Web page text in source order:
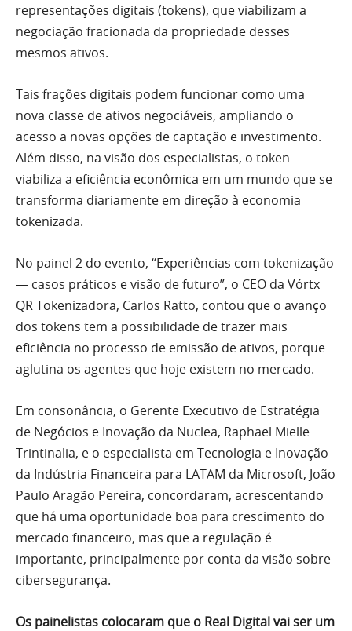
representações digitais (tokens), que viabilizam a
negociação fracionada da propriedade desses
mesmos ativos.
Tais frações digitais podem funcionar como uma
nova classe de ativos negociáveis, ampliando o
acesso a novas opções de captação e investimento.
Além disso, na visão dos especialistas, o token
viabiliza a eficiência econômica em um mundo que se
transforma diariamente em direção à economia
tokenizada.
No painel 2 do evento, “Experiências com tokenização
— casos práticos e visão de futuro”, o CEO da Vórtx
QR Tokenizadora, Carlos Ratto, contou que o avanço
dos tokens tem a possibilidade de trazer mais
eficiência no processo de emissão de ativos, porque
aglutina os agentes que hoje existem no mercado.
Em consonância, o Gerente Executivo de Estratégia
de Negócios e Inovação da Nuclea, Raphael Mielle
Trintinalia, e o especialista em Tecnologia e Inovação
da Indústria Financeira para LATAM da Microsoft, João
Paulo Aragão Pereira, concordaram, acrescentando
que há uma oportunidade boa para crescimento do
mercado financeiro, mas que a regulação é
importante, principalmente por conta da visão sobre
cibersegurança.
Os painelistas colocaram que o Real Digital vai ser um